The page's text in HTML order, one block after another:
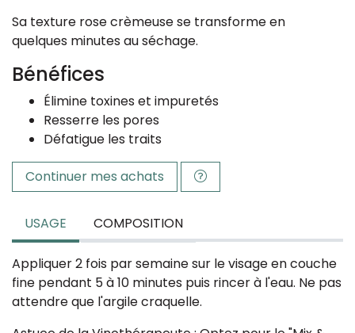
Sa texture rose crèmeuse se transforme en
quelques minutes au séchage.
Bénéfices
Élimine toxines et impuretés
Resserre les pores
Défatigue les traits
Continuer mes achats
USAGE COMPOSITION
Appliquer 2 fois par semaine sur le visage en couche
fine pendant 5 à 10 minutes puis rincer à l'eau. Ne pas
attendre que l'argile craquelle.